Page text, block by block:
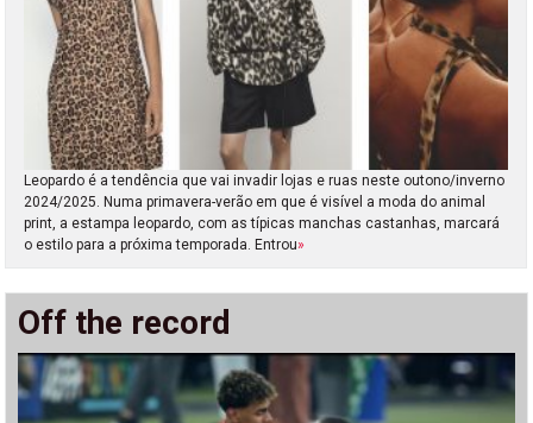
Leopardo é a tendência que vai invadir lojas e ruas neste outono/inverno
2024/2025. Numa primavera-verão em que é visível a moda do animal
print, a estampa leopardo, com as típicas manchas castanhas, marcará
o estilo para a próxima temporada. Entrou»
Off the record